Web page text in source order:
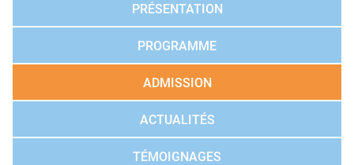
PRÉSENTATION
PROGRAMME
ADMISSION
ACTUALITÉS
TÉMOIGNAGES